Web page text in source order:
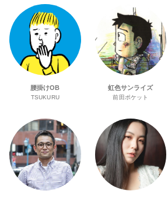
腰掛けOB
TSUKURU
虹色サンライズ
前田ポケット